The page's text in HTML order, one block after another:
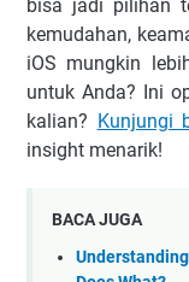
bisa jadi pilihan
kemudahan,
iOS mungkin
untuk Anda? Ini
kalian? Kunjungi
insight menarik!
BACA JUGA